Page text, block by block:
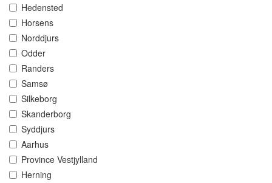
Hedensted
Horsens
Norddjurs
Odder
Randers
Samsø
Silkeborg
Skanderborg
Syddjurs
Aarhus
Province Vestjylland
Herning